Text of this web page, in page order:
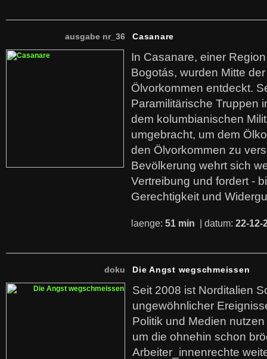
ausgabe nr_36 Casanare
In Casanare, einer
Bogotás, wurden Mitte
Ölvorkommen entdeckt.
Paramilitärische Truppen
dem kolumbianischen
umgebracht, um dem
den Ölvorkommen zu
Bevölkerung wehrt sich
Vertreibung und fordert -
Gerechtigkeit und
laenge: 51 min | datum: 22-12-
doku Die Angst wegschmeissen
Seit 2008 ist Norditalien
ungewöhnlicher
Politik und Medien
um die ohnehin schon
Arbeiter_innenrechte